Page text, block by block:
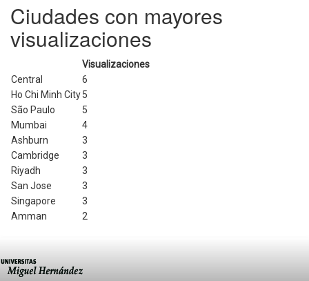
Ciudades con mayores
visualizaciones
Visualizaciones
Central
6
Ho Chi Minh City5
São Paulo
5
Mumbai
4
Ashburn
3
Cambridge
3
Riyadh
3
San Jose
3
Singapore
3
Amman
2